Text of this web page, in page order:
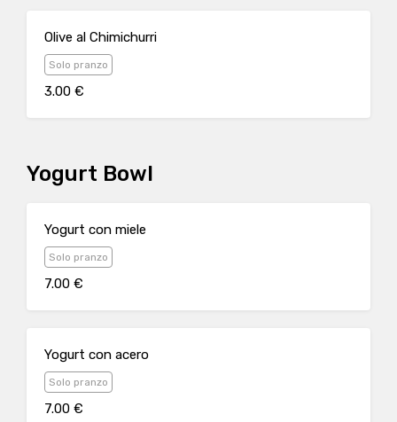
Olive al Chimichurri
Solo pranzo
3.00 €
Yogurt Bowl
Yogurt con miele
Solo pranzo
7.00 €
Yogurt con acero
Solo pranzo
7.00 €